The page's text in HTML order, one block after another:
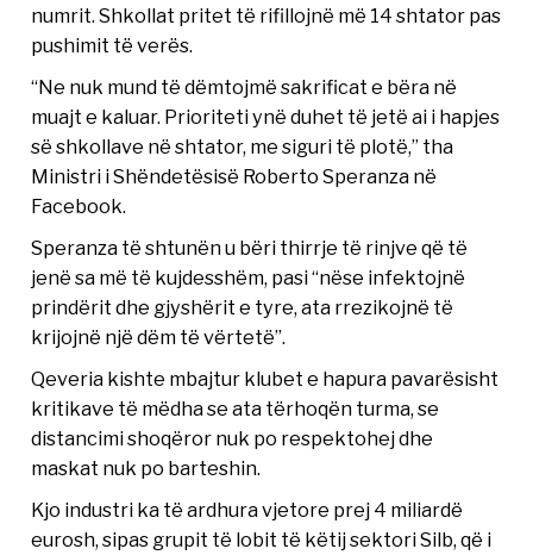
numrit. Shkollat pritet të rifillojnë më 14 shtator pas
pushimit të verës.
“Ne nuk mund të dëmtojmë sakrificat e bëra në
muajt e kaluar. Prioriteti ynë duhet të jetë ai i hapjes
së shkollave në shtator, me siguri të plotë,” tha
Ministri i Shëndetësisë Roberto Speranza në
Facebook.
Speranza të shtunën u bëri thirrje të rinjve që të
jenë sa më të kujdesshëm, pasi “nëse infektojnë
prindërit dhe gjyshërit e tyre, ata rrezikojnë të
krijojnë një dëm të vërtetë”.
Qeveria kishte mbajtur klubet e hapura pavarësisht
kritikave të mëdha se ata tërhoqën turma, se
distancimi shoqëror nuk po respektohej dhe
maskat nuk po barteshin.
Kjo industri ka të ardhura vjetore prej 4 miliardë
eurosh, sipas grupit të lobit të këtij sektori Silb, që i